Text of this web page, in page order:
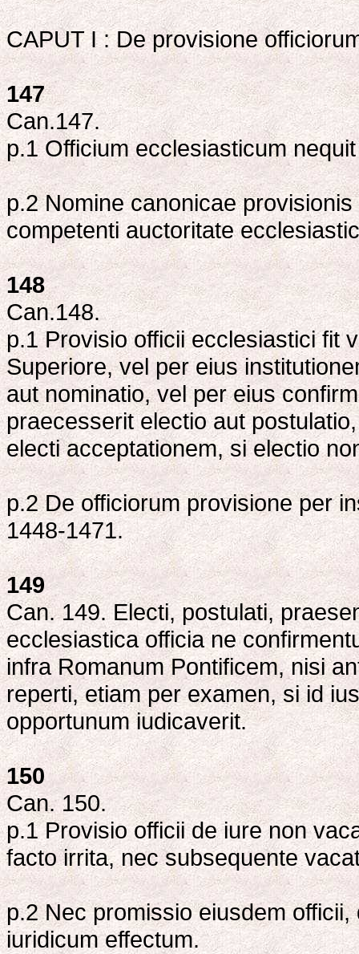
CAPUT I : De provisione
147
Can.147.
p.1 Officium ecclesiasticum
p.2 Nomine canonicae
competenti auctoritate
148
Can.148.
p.1 Provisio officii ecclesiastici fit
Superiore, vel per eius
aut nominatio, vel per eius
praecesserit electio aut
electi acceptationem, si electio
p.2 De officiorum provisione per
1448-1471.
149
Can. 149. Electi, postulati,
ecclesiastica officia ne
infra Romanum Pontificem, nisi
reperti, etiam per examen, si id
opportunum iudicaverit.
150
Can. 150.
p.1 Provisio officii de iure non
facto irrita, nec subsequente
p.2 Nec promissio eiusdem
iuridicum effectum.